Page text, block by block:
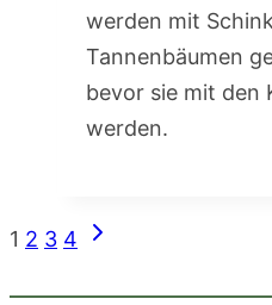
werden mit
Tannenbäumen
bevor sie mit den
werden.
Seitennavigation
1 2 3 4
Nächste